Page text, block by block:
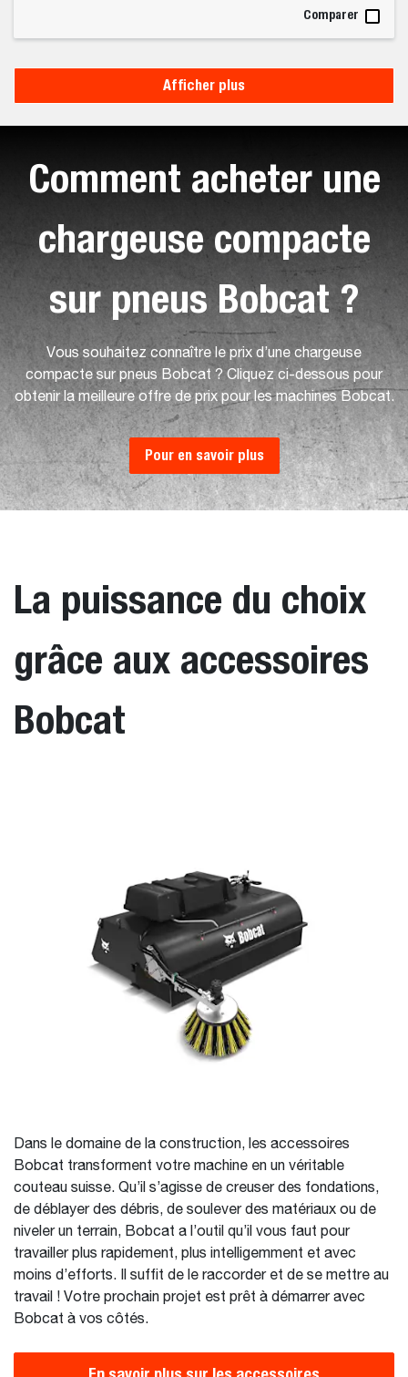
Comparer
Afficher plus
Comment acheter une
chargeuse compacte
sur pneus Bobcat ?
Vous souhaitez connaître le prix d’une chargeuse
compacte sur pneus Bobcat ? Cliquez ci-dessous pour
obtenir la meilleure offre de prix pour les machines Bobcat.
Pour en savoir plus
La puissance du choix
grâce aux accessoires
Bobcat
Dans le domaine de la construction, les accessoires
Bobcat transforment votre machine en un véritable
couteau suisse. Qu’il s’agisse de creuser des fondations,
de déblayer des débris, de soulever des matériaux ou de
niveler un terrain, Bobcat a l’outil qu’il vous faut pour
travailler plus rapidement, plus intelligemment et avec
moins d’efforts. Il suffit de le raccorder et de se mettre au
travail ! Votre prochain projet est prêt à démarrer avec
Bobcat à vos côtés.